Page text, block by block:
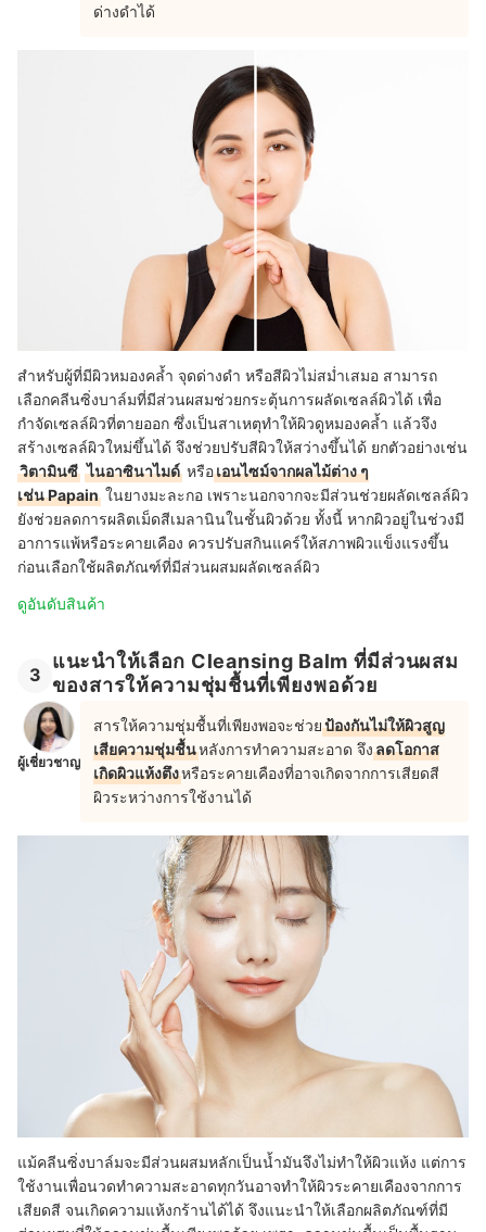
ด่างดำได้
สำหรับผู้ที่มีผิวหมองคล้ำ จุดด่างดำ หรือสีผิวไม่สม่ำเสมอ สามารถ
เลือกคลีนซิ่งบาล์มที่มีส่วนผสมช่วยกระตุ้นการผลัดเซลล์ผิวได้ เพื่อ
กำจัดเซลล์ผิวที่ตายออก ซึ่งเป็นสาเหตุทำให้ผิวดูหมองคล้ำ แล้วจึง
สร้างเซลล์ผิวใหม่ขึ้นได้ จึงช่วยปรับสีผิวให้สว่างขึ้นได้ ยกตัวอย่างเช่น
วิตามินซี ไนอาซินาไมด์ หรือเอนไซม์จากผลไม้ต่าง ๆ
เช่น Papain ในยางมะละกอ เพราะนอกจากจะมีส่วนช่วยผลัดเซลล์ผิว
ยังช่วยลดการผลิตเม็ดสีเมลานินในชั้นผิวด้วย ทั้งนี้ หากผิวอยู่ในช่วงมี
อาการแพ้หรือระคายเคือง ควรปรับสกินแคร์ให้สภาพผิวแข็งแรงขึ้น
ก่อนเลือกใช้ผลิตภัณฑ์ที่มีส่วนผสมผลัดเซลล์ผิว
ดูอันดับสินค้า
3
แนะนำให้เลือก Cleansing Balm ที่มีส่วนผสม
ของสารให้ความชุ่มชื้นที่เพียงพอด้วย
ผู้เชี่ยวชาญ
สารให้ความชุ่มชื้นที่เพียงพอจะช่วยป้องกันไม่ให้ผิวสูญ
เสียความชุ่มชื้นหลังการทำความสะอาด จึงลดโอกาส
เกิดผิวแห้งตึงหรือระคายเคืองที่อาจเกิดจากการเสียดสี
ผิวระหว่างการใช้งานได้
แม้คลีนซิ่งบาล์มจะมีส่วนผสมหลักเป็นน้ำมันจึงไม่ทำให้ผิวแห้ง แต่การ
ใช้งานเพื่อนวดทำความสะอาดทุกวันอาจทำให้ผิวระคายเคืองจากการ
เสียดสี จนเกิดความแห้งกร้านได้ได้ จึงแนะนำให้เลือกผลิตภัณฑ์ที่มี